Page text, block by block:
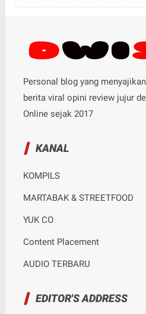
Personal blog yang
berita viral opini review jujur
Online sejak 2017
KANAL
KOMPILS
MARTABAK & STREETFOOD
YUK CO
Content Placement
AUDIO TERBARU
EDITOR'S ADDRESS